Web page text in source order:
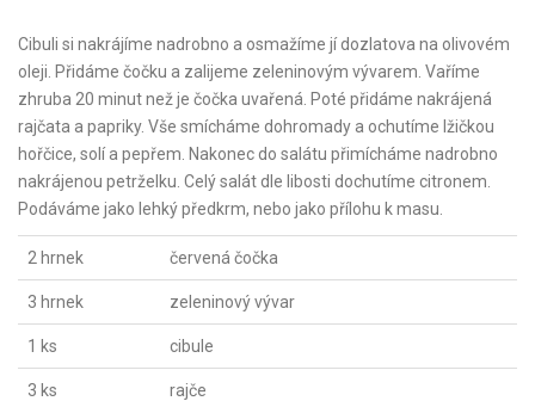
Cibuli si nakrájíme nadrobno a osmažíme jí dozlatova na olivovém
oleji. Přidáme čočku a zalijeme zeleninovým vývarem. Vaříme
zhruba 20 minut než je čočka uvařená. Poté přidáme nakrájená
rajčata a papriky. Vše smícháme dohromady a ochutíme lžičkou
hořčice, solí a pepřem. Nakonec do salátu přimícháme nadrobno
nakrájenou petrželku. Celý salát dle libosti dochutíme citronem.
Podáváme jako lehký předkrm, nebo jako přílohu k masu.
2 hrnek červená čočka
3 hrnek zeleninový vývar
1 ks cibule
3 ks rajče